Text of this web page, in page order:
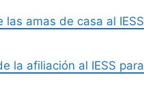
las amas de casa al
la afiliación al IESS